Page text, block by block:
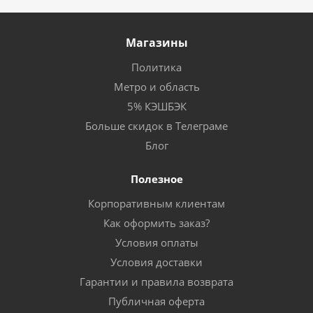
Магазины
Политика
Метро и область
5% КЭШБЭК
Больше скидок в Телеграме
Блог
Полезное
Корпоративным клиентам
Как оформить заказ?
Условия оплаты
Условия доставки
Гарантии и правила возврата
Публичная оферта